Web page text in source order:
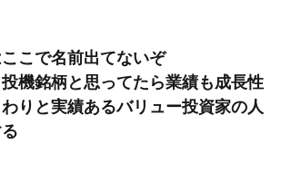
こで名前出てないぞ
機銘柄と思ってたら業績も成長性
りと実績あるバリュー投資家の人